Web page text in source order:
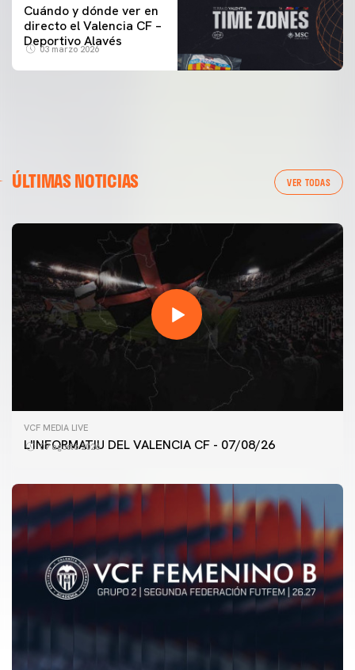
Cuándo y dónde ver en
directo el Valencia CF –
Deportivo Alavés
03 marzo 2026
ÚLTIMAS NOTICIAS VER TODAS
VCF MEDIA LIVE
L'INFORMATIU DEL VALENCIA CF - 07/08/26
07 agosto 2026